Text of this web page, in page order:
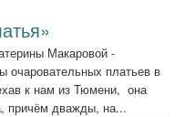
Макаровой -
очаровательных платьев в
к нам из Тюмени, она
причём дважды, на...